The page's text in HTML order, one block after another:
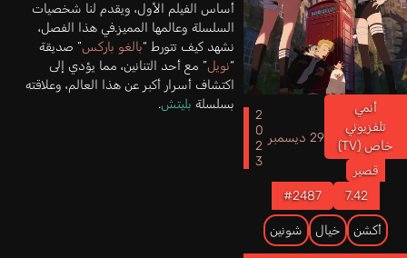
أنمي
تلفزيوني
خاص (TV)
قصير
29 ديسمبر 2023
7.42
#2487
أكشن خيال شونين
أساس الفيلم الأول، ويقدم لنا شخصيات
السلسلة وعالمها المميز.في هذا الفصل،
نشهد كيف تتورط “بالغو باركس” صديقة
“نويل” مع أحد التنانين، مما يؤدي إلى
اكتشاف أسرار أكبر عن هذا العالم، وعلاقته
بسلسلة بليتش.